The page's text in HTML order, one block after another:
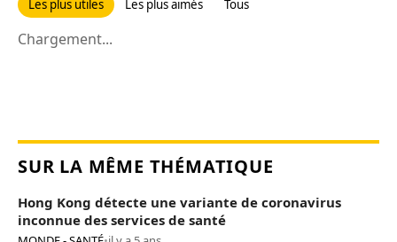
Les plus utiles Les plus aimés Tous
Chargement...
SUR LA MÊME THÉMATIQUE
Hong Kong détecte une variante de coronavirus
inconnue des services de santé